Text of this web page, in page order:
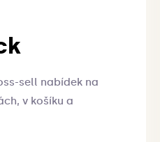
sell nabídek na
v košíku a